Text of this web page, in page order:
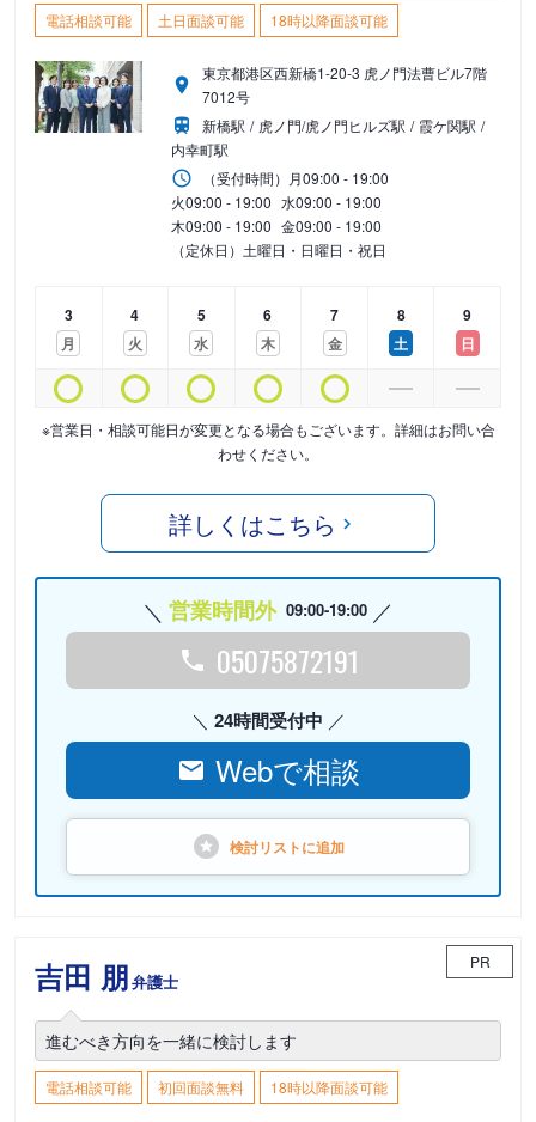
電話相談可能 土日面談可能 18時以降面談可能
東京都港区西新橋1-20-3 虎ノ門法曹ビル7階
7012号
新橋駅
虎ノ門/虎ノ門ヒルズ駅
霞ケ関駅
内幸町駅
（受付時間） 月09:00 - 19:00
火09:00 - 19:00 水09:00 - 19:00
木09:00 - 19:00 金09:00 - 19:00
（定休日）土曜日・日曜日・祝日
3
月
4
火
5
水
6
木
7
金
8
土
9
日
※営業日・相談可能日が変更となる場合もございます。詳細はお問い合
わせください。
詳しくはこちら
営業時間外 09:00-19:00
05075872191
24時間受付中
Webで相談
検討リストに追加
吉田 朋弁護士
PR
進むべき方向を一緒に検討します
電話相談可能 初回面談無料 18時以降面談可能